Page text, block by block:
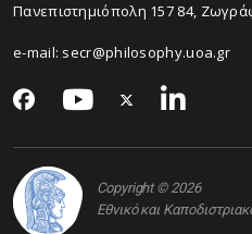
Πανεπιστημιόπολη 157 84,
e-mail: secr@philosophy.uoa.gr
Copyright © 2026
Εθνικό και